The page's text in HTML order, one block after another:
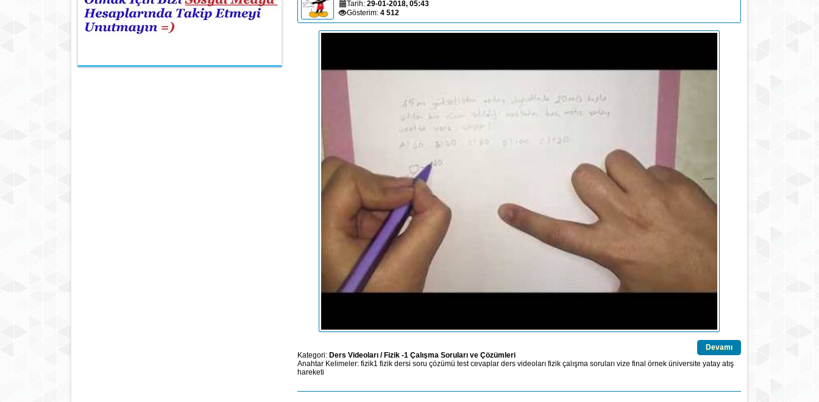
Tarih: 29-01-2018, 05:43
Gösterim: 4 512
Devamı
Kategori: Ders Videoları / Fizik -1 Çalışma Soruları ve Çözümleri
Anahtar Kelimeler: fizik1 fizik dersi soru çözümü test cevaplar ders videoları fizik çalışma soruları vize final örnek üniversite yatay atış
hareketi